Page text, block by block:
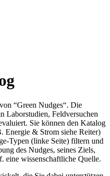
“Green Nudges“. Die
Laborstudien, Feldversuchen
Sie können den Katalog
Energie & Strom siehe Reiter)
Typen (linke Seite) filtern und
des Nudges, seines Ziels,
eine wissenschaftliche Quelle.